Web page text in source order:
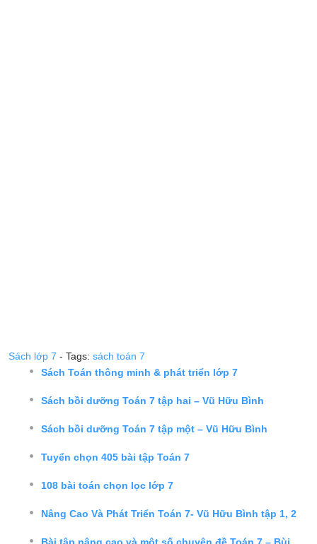
Sách lớp 7 - Tags: sách toán 7
Sách Toán thông minh & phát triển lớp 7
Sách bồi dưỡng Toán 7 tập hai – Vũ Hữu Bình
Sách bồi dưỡng Toán 7 tập một – Vũ Hữu Bình
Tuyển chọn 405 bài tập Toán 7
108 bài toán chọn lọc lớp 7
Nâng Cao Và Phát Triển Toán 7- Vũ Hữu Bình tập 1, 2